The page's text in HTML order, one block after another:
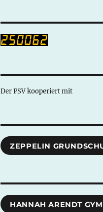
Der PSV kooperiert mit
ZEPPELIN
HANNAH ARENDT